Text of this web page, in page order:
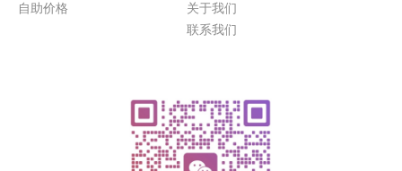
自助价格
关于我们
联系我们